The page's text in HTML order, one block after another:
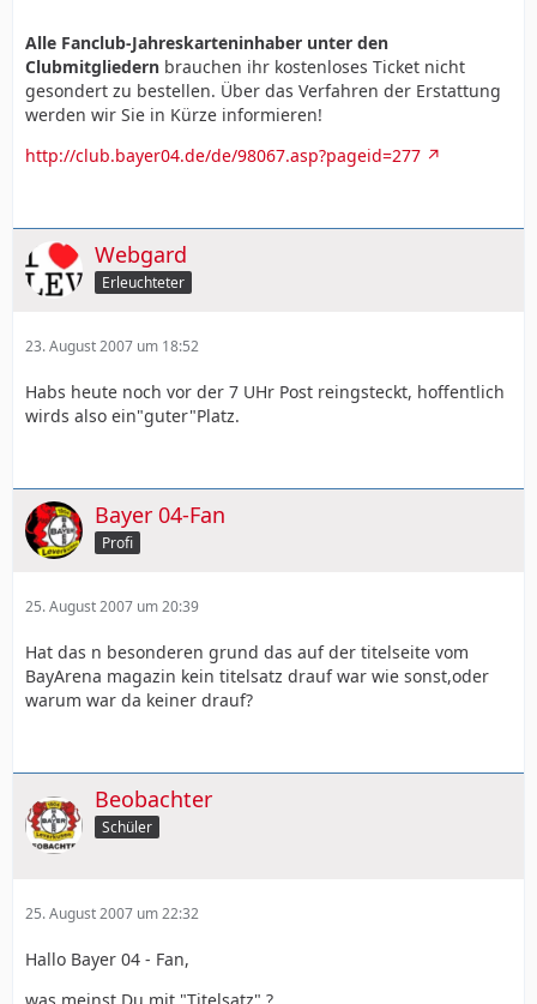
Alle Fanclub-Jahreskarteninhaber unter den
Clubmitgliedern brauchen ihr kostenloses Ticket nicht
gesondert zu bestellen. Über das Verfahren der Erstattung
werden wir Sie in Kürze informieren!
http://club.bayer04.de/de/98067.asp?pageid=277
Webgard
Erleuchteter
23. August 2007 um 18:52
Habs heute noch vor der 7 UHr Post reingsteckt, hoffentlich
wirds also ein"guter"Platz.
Bayer 04-Fan
Profi
25. August 2007 um 20:39
Hat das n besonderen grund das auf der titelseite vom
BayArena magazin kein titelsatz drauf war wie sonst,oder
warum war da keiner drauf?
Beobachter
Schüler
25. August 2007 um 22:32
Hallo Bayer 04 - Fan,